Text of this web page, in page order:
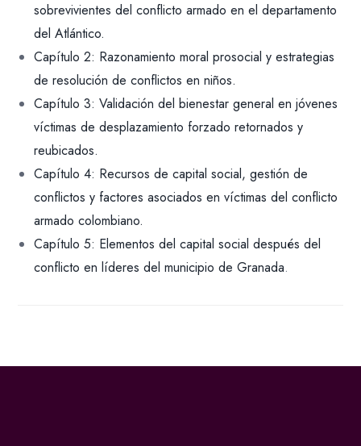
sobrevivientes del conflicto armado en el departamento
del Atlántico.
Capítulo 2: Razonamiento moral prosocial y estrategias
de resolución de conflictos en niños.
Capítulo 3: Validación del bienestar general en jóvenes
víctimas de desplazamiento forzado retornados y
reubicados.
Capítulo 4: Recursos de capital social, gestión de
conflictos y factores asociados en víctimas del conflicto
armado colombiano.
Capítulo 5: Elementos del capital social después del
conflicto en líderes del municipio de Granada.